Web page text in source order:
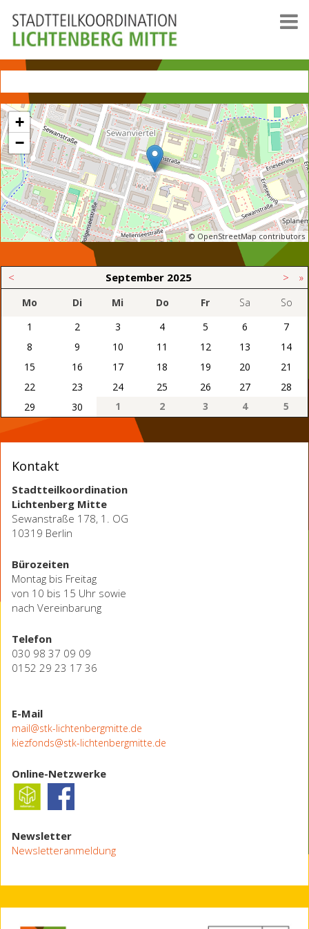
+
−
© OpenStreetMap contributors
< September 2025 > »
Mo Di Mi Do Fr Sa
So
1
2 3 4 5 6
7
8
9 10 11 12 13
14
15
16 17 18 19 20
21
22
23 24 25 26 27
28
29
30 1 2 3 4 5
Kontakt
Stadtteilkoordination
Lichtenberg Mitte
Sewanstraße 178, 1. OG
10319 Berlin
Bürozeiten
Montag bis Freitag
von 10 bis 15 Uhr sowie
nach Vereinbarung
Telefon
030 98 37 09 09
0152 29 23 17 36
E-Mail
mail@stk-lichtenbergmitte.de
kiezfonds@stk-lichtenbergmitte.de
Online-Netzwerke
Newsletter
Newsletteranmeldung